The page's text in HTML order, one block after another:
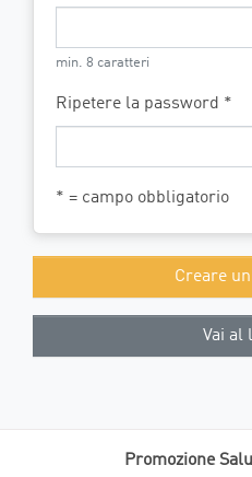
min. 8 caratteri
Ripetere la password *
* = campo obbligatorio
Vai al
Creare
Promozione